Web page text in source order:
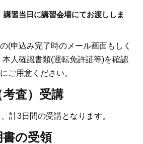
講習当日に講習会場にてお渡ししま
(申込み完了時のメール画面もしく
人確認書類(運転免許証等)を確認
ご用意ください。
査）受講
計3日間の受講となります。
の受領